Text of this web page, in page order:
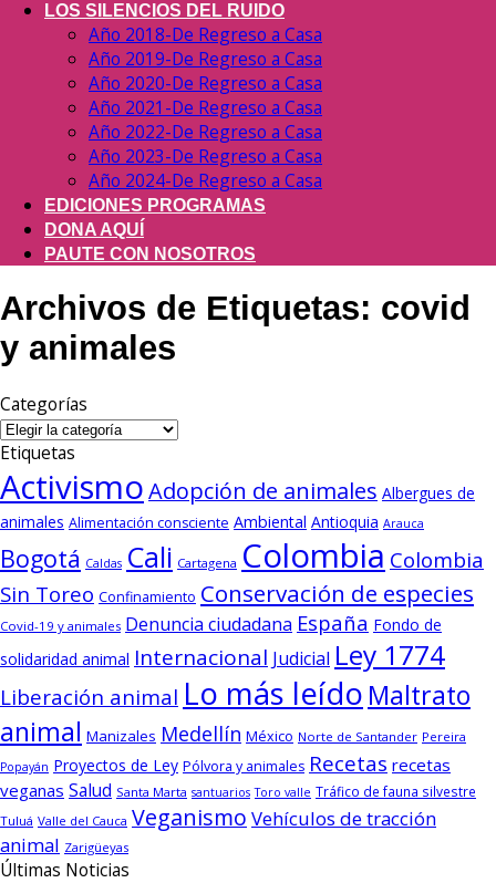
LOS SILENCIOS DEL RUIDO
Año 2018-De Regreso a Casa
Año 2019-De Regreso a Casa
Año 2020-De Regreso a Casa
Año 2021-De Regreso a Casa
Año 2022-De Regreso a Casa
Año 2023-De Regreso a Casa
Año 2024-De Regreso a Casa
EDICIONES PROGRAMAS
DONA AQUÍ
PAUTE CON NOSOTROS
Archivos de Etiquetas: covid
y animales
Categorías
Categorías
Etiquetas
ActivismoAdopción de animales Albergues de
animales Alimentación consciente Ambiental Antioquia Arauca
Bogotá Caldas Cali Cartagena Colombia Colombia
Sin Toreo Confinamiento Conservación de especies
Covid-19 y animales Denuncia ciudadana España Fondo de
solidaridad animal Internacional Judicial Ley 1774
Liberación animal Lo más leído Maltrato
animal Manizales Medellín México Norte de Santander Pereira
Popayán Proyectos de Ley Pólvora y animales Recetas recetas
veganas Salud Santa Marta santuarios Toro valle Tráfico de fauna silvestre
Tuluá Valle del Cauca Veganismo Vehículos de tracción
animal Zarigüeyas
Últimas Noticias